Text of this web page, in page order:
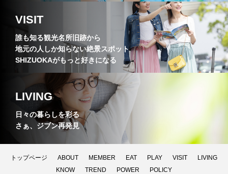
VISIT
誰も知る観光名所旧跡から
地元の人しか知らない絶景スポット
SHIZUOKAがもっと好きになる
LIVING
日々の暮らしを彩る
さぁ、ジブン再発見
トップページ ABOUT MEMBER EAT PLAY VISIT
LIVING
KNOW
TREND POWER POLICY